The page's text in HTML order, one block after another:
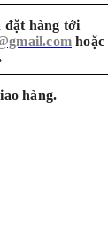
đặt hàng tới
hoặc
hàng.